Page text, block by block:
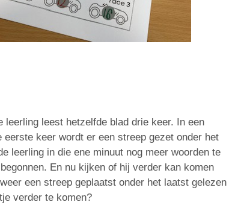
leest hetzelfde blad drie keer. In een
keer wordt er een streep gezet onder het
leerling in die ene minuut nog meer woorden te
En nu kijken of hij verder kan komen
een streep geplaatst onder het laatst gelezen
verder te komen?